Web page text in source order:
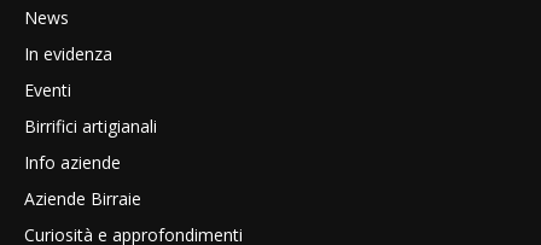
News
In evidenza
Eventi
Birrifici artigianali
Info aziende
Aziende Birraie
Curiosità e approfondimenti